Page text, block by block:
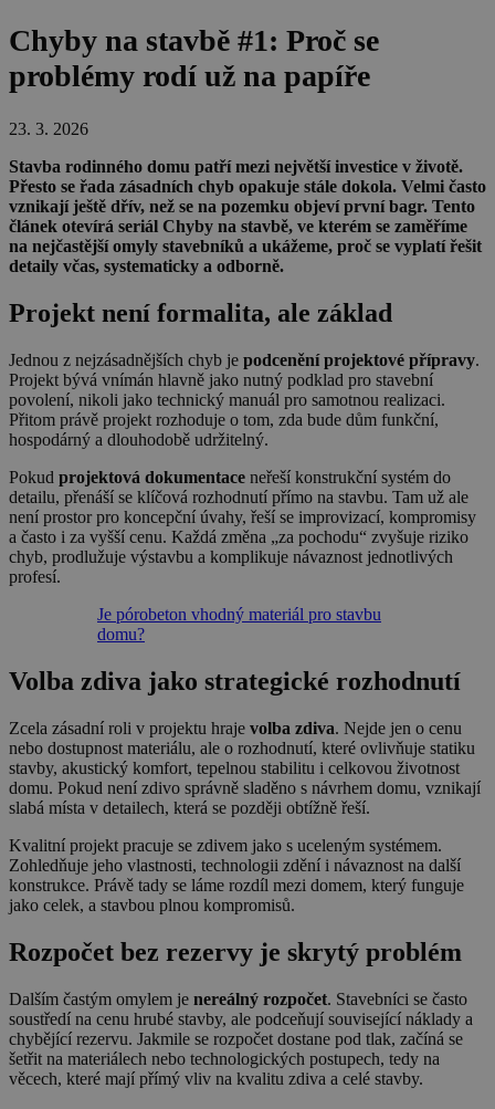
Chyby na stavbě #1: Proč se
problémy rodí už na papíře
23. 3. 2026
Stavba rodinného domu patří mezi největší investice v životě.
Přesto se řada zásadních chyb opakuje stále dokola. Velmi často
vznikají ještě dřív, než se na pozemku objeví první bagr. Tento
článek otevírá seriál Chyby na stavbě, ve kterém se zaměříme
na nejčastější omyly stavebníků a ukážeme, proč se vyplatí řešit
detaily včas, systematicky a odborně.
Projekt není formalita, ale základ
Jednou z nejzásadnějších chyb je podcenění projektové přípravy.
Projekt bývá vnímán hlavně jako nutný podklad pro stavební
povolení, nikoli jako technický manuál pro samotnou realizaci.
Přitom právě projekt rozhoduje o tom, zda bude dům funkční,
hospodárný a dlouhodobě udržitelný.
Pokud projektová dokumentace neřeší konstrukční systém do
detailu, přenáší se klíčová rozhodnutí přímo na stavbu. Tam už ale
není prostor pro koncepční úvahy, řeší se improvizací, kompromisy
a často i za vyšší cenu. Každá změna „za pochodu“ zvyšuje riziko
chyb, prodlužuje výstavbu a komplikuje návaznost jednotlivých
profesí.
Je pórobeton vhodný materiál pro stavbu
domu?
Volba zdiva jako strategické rozhodnutí
Zcela zásadní roli v projektu hraje volba zdiva. Nejde jen o cenu
nebo dostupnost materiálu, ale o rozhodnutí, které ovlivňuje statiku
stavby, akustický komfort, tepelnou stabilitu i celkovou životnost
domu. Pokud není zdivo správně sladěno s návrhem domu, vznikají
slabá místa v detailech, která se později obtížně řeší.
Kvalitní projekt pracuje se zdivem jako s uceleným systémem.
Zohledňuje jeho vlastnosti, technologii zdění i návaznost na další
konstrukce. Právě tady se láme rozdíl mezi domem, který funguje
jako celek, a stavbou plnou kompromisů.
Rozpočet bez rezervy je skrytý problém
Dalším častým omylem je nereálný rozpočet. Stavebníci se často
soustředí na cenu hrubé stavby, ale podceňují související náklady a
chybějící rezervu. Jakmile se rozpočet dostane pod tlak, začíná se
šetřit na materiálech nebo technologických postupech, tedy na
věcech, které mají přímý vliv na kvalitu zdiva a celé stavby.